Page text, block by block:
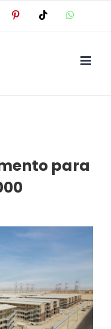
Pinterest Tiktok
para